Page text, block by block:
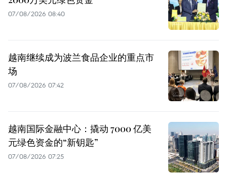
07/08/2026 08:40
越南继续成为波兰食品企业的重点市
场
07/08/2026 07:42
越南国际金融中心：撬动 7000 亿美
元绿色资金的“新钥匙”
07/08/2026 07:25